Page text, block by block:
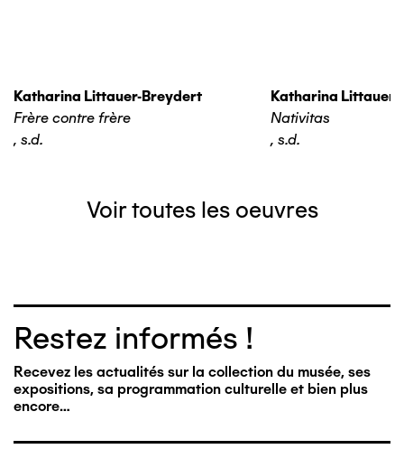
Katharina Littauer-Breydert
Frère contre frère
, s.d.
Katharina Littauer-
Nativitas
, s.d.
Voir toutes les oeuvres
Restez informés !
Recevez les actualités sur la collection du musée, ses
expositions, sa programmation culturelle et bien plus
encore…